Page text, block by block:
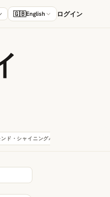
🇬🇧English ログイン
ド・シャイニングパール